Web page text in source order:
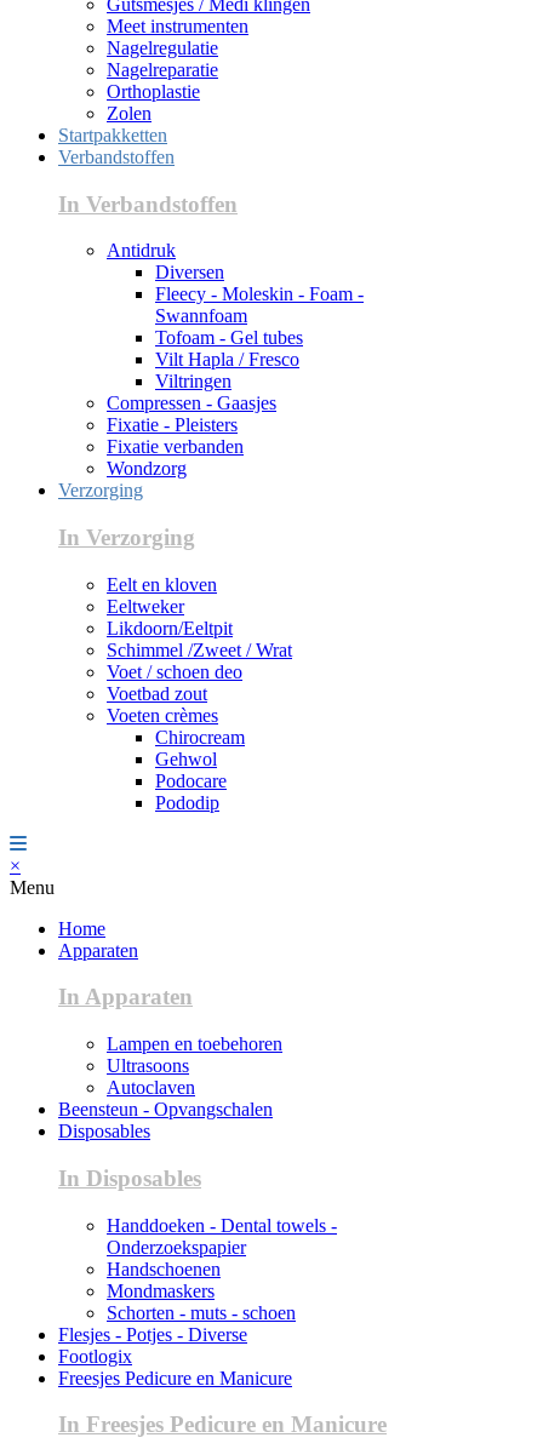
Meet instrumenten
Nagelregulatie
Nagelreparatie
Orthoplastie
Zolen
Startpakketten
Verbandstoffen
In Verbandstoffen
Antidruk
Diversen
Fleecy - Moleskin - Foam -
Swannfoam
Tofoam - Gel tubes
Vilt Hapla / Fresco
Viltringen
Compressen - Gaasjes
Fixatie - Pleisters
Fixatie verbanden
Wondzorg
Verzorging
In Verzorging
Eelt en kloven
Eeltweker
Likdoorn/Eeltpit
Schimmel /Zweet / Wrat
Voet / schoen deo
Voetbad zout
Voeten crèmes
Chirocream
Gehwol
Podocare
Pododip
×
Menu
Home
Apparaten
In Apparaten
Lampen en toebehoren
Ultrasoons
Autoclaven
Beensteun - Opvangschalen
Disposables
In Disposables
Handdoeken - Dental towels -
Onderzoekspapier
Handschoenen
Mondmaskers
Schorten - muts - schoen
Flesjes - Potjes - Diverse
Footlogix
Freesjes Pedicure en Manicure
In Freesjes Pedicure en Manicure